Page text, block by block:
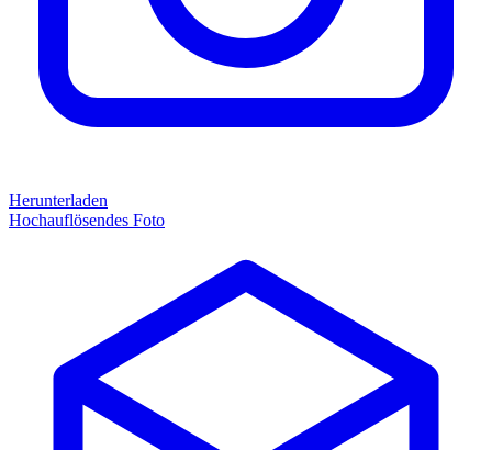
Herunterladen
Hochauflösendes Foto